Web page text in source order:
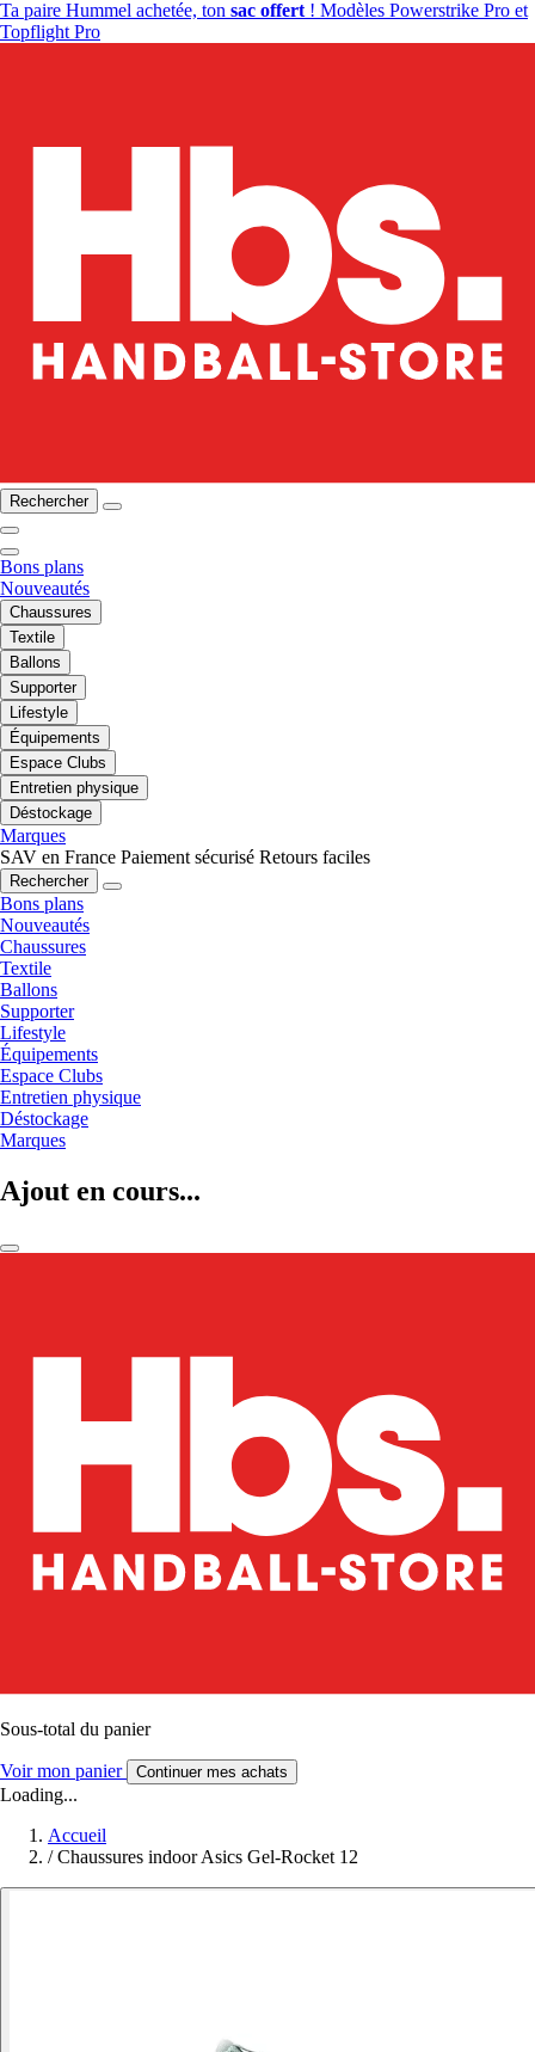
Ta paire Hummel achetée, ton sac offert ! Modèles Powerstrike Pro et
Topflight Pro
Rechercher
Bons plans
Nouveautés
Chaussures
Textile
Ballons
Supporter
Lifestyle
Équipements
Espace Clubs
Entretien physique
Déstockage
Marques
SAV en France Paiement sécurisé Retours faciles
Rechercher
Bons plans
Nouveautés
Chaussures
Textile
Ballons
Supporter
Lifestyle
Équipements
Espace Clubs
Entretien physique
Déstockage
Marques
Ajout en cours...
Sous-total du panier
Voir mon panier Continuer mes achats
Loading...
Accueil
/ Chaussures indoor Asics Gel-Rocket 12